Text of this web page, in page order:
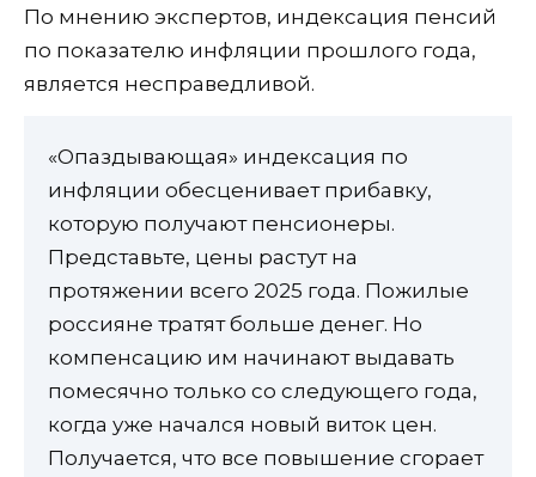
По мнению экспертов, индексация пенсий
по показателю инфляции прошлого года,
является несправедливой.
«Опаздывающая» индексация по
инфляции обесценивает прибавку,
которую получают пенсионеры.
Представьте, цены растут на
протяжении всего 2025 года. Пожилые
россияне тратят больше денег. Но
компенсацию им начинают выдавать
помесячно только со следующего года,
когда уже начался новый виток цен.
Получается, что все повышение сгорает